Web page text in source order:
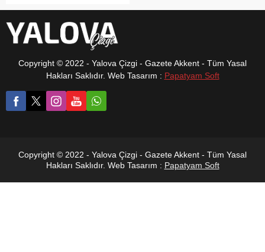
kısıtlayıcı ayrıntılara yer
verilmeyecek. Belirlenen
internet sayfasında
yayımlanacak ve bu
kıyafetler 4 eğitim öğretim
yılı geçmeden
değiştirilemeyecek" dedi.
Copyright © 2022 - Yalova Çizgi - Gazete Akkent - Tüm Yasal
Hakları Saklıdır. Web Tasarım : Papatyam Soft
Copyright © 2022 - Yalova Çizgi - Gazete Akkent - Tüm Yasal
Hakları Saklıdır. Web Tasarım : Papatyam Soft